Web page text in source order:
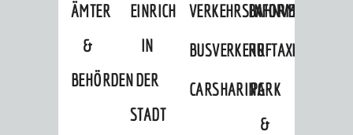
ÄMTER
&
BEHÖRDEN
EINRICHTUNGEN
IN
DER
STADT
VERKEHRSINFORMATIONEN
BAHNVERKEHR
BUSVERKEHRRUFTAXI
CARSHARINGPARK
&